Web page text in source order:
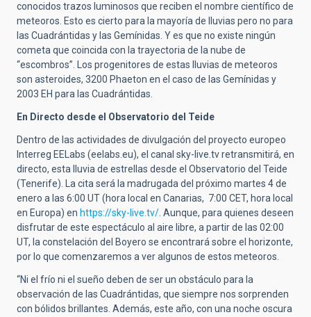
conocidos trazos luminosos que reciben el nombre científico de
meteoros. Esto es cierto para la mayoría de lluvias pero no para
las Cuadrántidas y las Gemínidas. Y es que no existe ningún
cometa que coincida con la trayectoria de la nube de
“escombros”. Los progenitores de estas lluvias de meteoros
son asteroides, 3200 Phaeton en el caso de las Gemínidas y
2003 EH para las Cuadrántidas.
En Directo desde el Observatorio del Teide
Dentro de las actividades de divulgación del proyecto europeo
Interreg EELabs (eelabs.eu), el canal sky-live.tv retransmitirá, en
directo, esta lluvia de estrellas desde el Observatorio del Teide
(Tenerife). La cita será la madrugada del próximo martes 4 de
enero a las 6:00 UT (hora local en Canarias, 7:00 CET, hora local
en Europa) en https://sky-live.tv/. Aunque, para quienes deseen
disfrutar de este espectáculo al aire libre, a partir de las 02:00
UT, la constelación del Boyero se encontrará sobre el horizonte,
por lo que comenzaremos a ver algunos de estos meteoros.
“Ni el frío ni el sueño deben de ser un obstáculo para la
observación de las Cuadrántidas, que siempre nos sorprenden
con bólidos brillantes. Además, este año, con una noche oscura